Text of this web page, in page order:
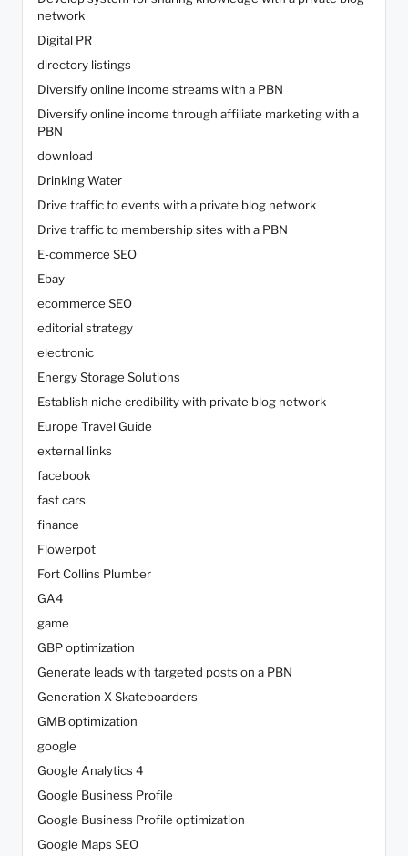
network
Digital PR
directory listings
Diversify online income streams with a PBN
Diversify online income through affiliate marketing with a
PBN
download
Drinking Water
Drive traffic to events with a private blog network
Drive traffic to membership sites with a PBN
E-commerce SEO
Ebay
ecommerce SEO
editorial strategy
electronic
Energy Storage Solutions
Establish niche credibility with private blog network
Europe Travel Guide
external links
facebook
fast cars
finance
Flowerpot
Fort Collins Plumber
GA4
game
GBP optimization
Generate leads with targeted posts on a PBN
Generation X Skateboarders
GMB optimization
google
Google Analytics 4
Google Business Profile
Google Business Profile optimization
Google Maps SEO